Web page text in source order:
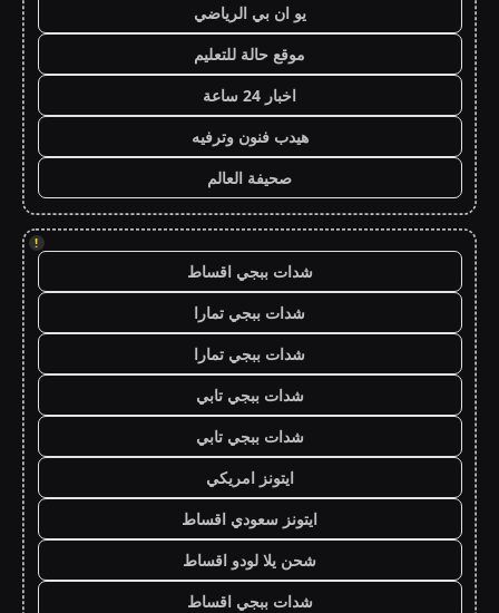
يو ان بي الرياضي
موقع حالة للتعليم
اخبار 24 ساعة
هيدب فنون وترفيه
صحيفة العالم
!
شدات ببجي اقساط
شدات ببجي تمارا
شدات ببجي تمارا
شدات ببجي تابي
شدات ببجي تابي
ايتونز امريكي
ايتونز سعودي اقساط
شحن يلا لودو اقساط
شدات ببجي اقساط